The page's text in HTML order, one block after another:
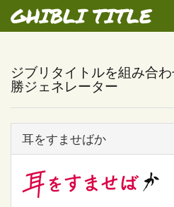
GHIBLI TITLE
ジブリタイトルを組み合
勝ジェネレーター
耳をすませばか